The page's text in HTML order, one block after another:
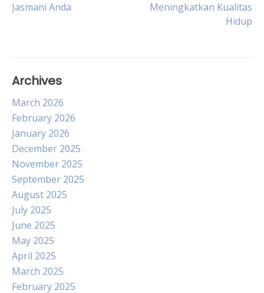
navigation
Jasmani Anda
Meningkatkan Kualitas
Hidup
Archives
March 2026
February 2026
January 2026
December 2025
November 2025
September 2025
August 2025
July 2025
June 2025
May 2025
April 2025
March 2025
February 2025